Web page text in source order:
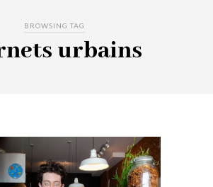
BROWSING TAG
urbains